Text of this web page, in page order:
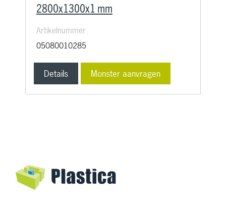
2800x1300x1 mm
Artikelnummer
05080010285
Details Monster aanvragen